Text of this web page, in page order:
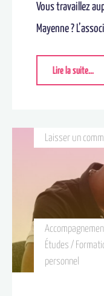
Vous travaillez
Mayenne ?
Lire la suite...
Études /
personnel
Laisser un